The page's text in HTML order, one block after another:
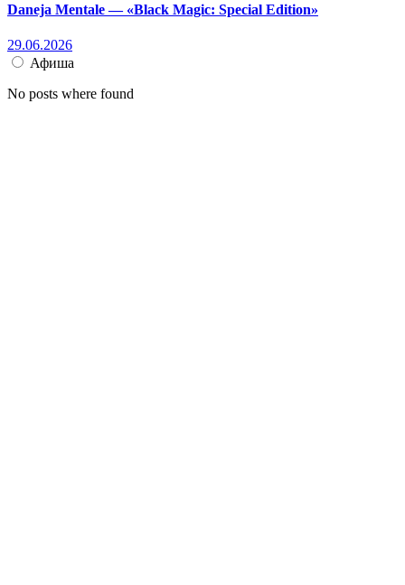
Daneja Mentale — «Black Magic: Special Edition»
29.06.2026
Афиша
No posts where found